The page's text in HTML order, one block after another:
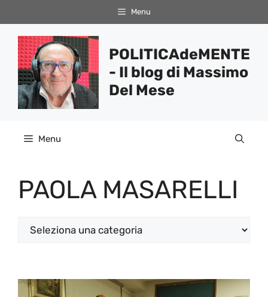
al
contenuto
Menu
POLITICAdeMENTE
- Il blog di Massimo
Del Mese
Menu
PAOLA MASARELLI
Categorie